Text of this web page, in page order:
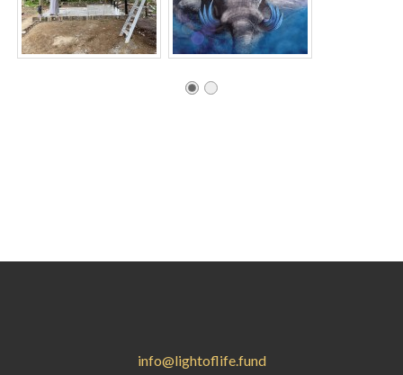
info@lightoflife.fund